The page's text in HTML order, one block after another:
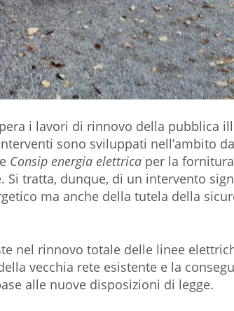
i lavori di rinnovo della pubblica
sono sviluppati nell’ambito
Consip energia elettricaper la
Si tratta, dunque, di un intervento
ma anche della tutela della
nel rinnovo totale delle linee
vecchia rete esistente e la
alle nuove disposizioni di legge.